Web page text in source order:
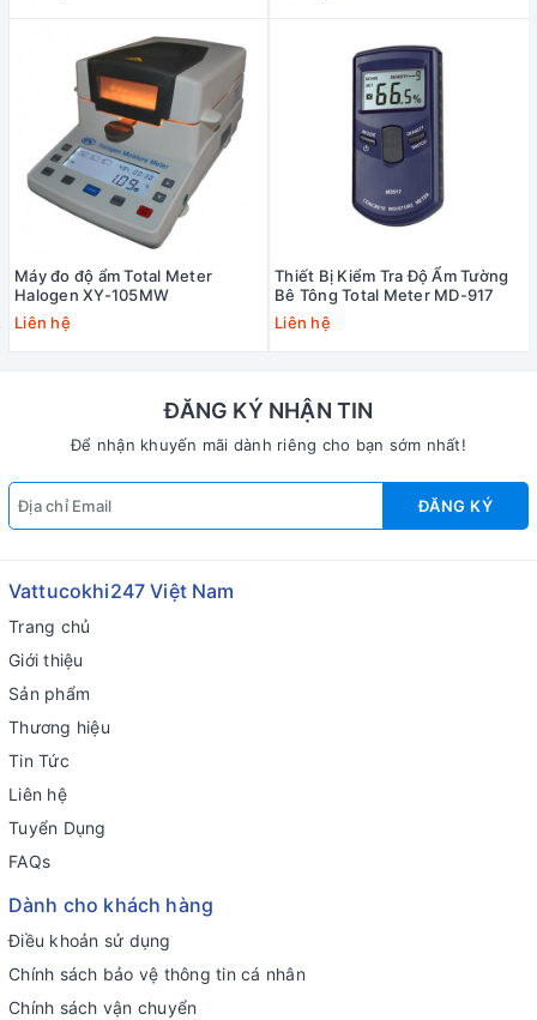
Máy đo độ ẩm Total Meter
Halogen XY-105MW
Liên hệ
Thiết Bị Kiểm Tra Độ Ẩm Tường
Bê Tông Total Meter MD-917
Liên hệ
ĐĂNG KÝ NHẬN TIN
Để nhận khuyến mãi dành riêng cho bạn sớm nhất!
ĐĂNG KÝ
Vattucokhi247 Việt Nam
Trang chủ
Giới thiệu
Sản phẩm
Thương hiệu
Tin Tức
Liên hệ
Tuyển Dụng
FAQs
Dành cho khách hàng
Điều khoản sử dụng
Chính sách bảo vệ thông tin cá nhân
Chính sách vận chuyển